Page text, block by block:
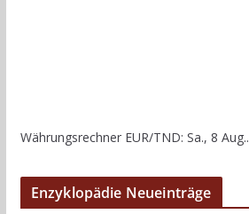
Währungsrechner EUR/TND: Sa., 8 Aug..
Enzyklopädie Neueinträge